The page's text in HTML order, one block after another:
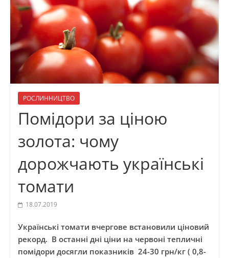
РОСЛИННИЦТВО
Помідори за ціною
золота: чому
дорожчають українські
томати
18.07.2019
Українські томати вчергове встановили ціновий
рекорд. В останні дні ціни на червоні тепличні
помідори досягли показників 24-30 грн/кг ( 0,8-